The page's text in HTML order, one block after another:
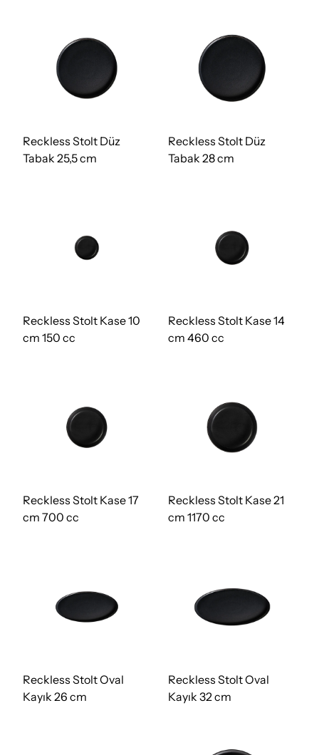
Reckless Stolt Düz
Tabak 25,5 cm
Reckless Stolt Düz
Tabak 28 cm
Reckless Stolt Kase 10
cm 150 cc
Reckless Stolt Kase 14
cm 460 cc
Reckless Stolt Kase 17
cm 700 cc
Reckless Stolt Kase 21
cm 1170 cc
Reckless Stolt Oval
Kayık 26 cm
Reckless Stolt Oval
Kayık 32 cm